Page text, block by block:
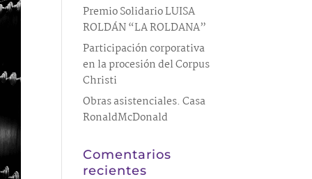
Premio Solidario LUISA
ROLDÁN “LA ROLDANA”
Participación corporativa
en la procesión del Corpus
Christi
Obras asistenciales. Casa
RonaldMcDonald
Comentarios
recientes